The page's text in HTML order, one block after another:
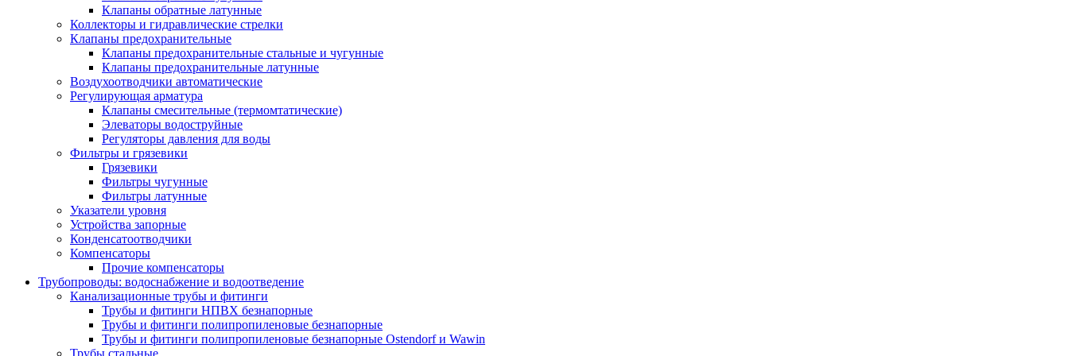
Клапаны обратные латунные
Коллекторы и гидравлические стрелки
Клапаны предохранительные
Клапаны предохранительные стальные и чугунные
Клапаны предохранительные латунные
Воздухоотводчики автоматические
Регулирующая арматура
Клапаны смесительные (термомтатические)
Элеваторы водоструйные
Регуляторы давления для воды
Фильтры и грязевики
Грязевики
Фильтры чугунные
Фильтры латунные
Указатели уровня
Устройства запорные
Конденсатоотводчики
Компенсаторы
Прочие компенсаторы
Трубопроводы: водоснабжение и водоотведение
Канализационные трубы и фитинги
Трубы и фитинги НПВХ безнапорные
Трубы и фитинги полипропиленовые безнапорные
Трубы и фитинги полипропиленовые безнапорные Ostendorf и Wawin
Трубы стальные